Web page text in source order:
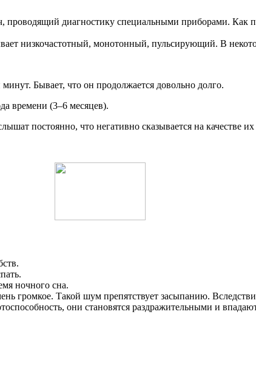
проводящий диагностику специальными приборами.
низкочастотный, монотонный, пульсирующий. В
Бывает, что он продолжается довольно долго.
времени (3–6 месяцев).
постоянно, что негативно сказывается на качестве
ночного сна.
громкое. Такой шум препятствует засыпанию.
они становятся раздражительными и